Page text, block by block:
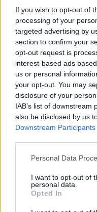
If you wish to opt-out of
processing of your
targeted advertising by
section to confirm your
opt-out request is
interest-based ads
us or personal
your opt-out. You may
disclosure of your
IAB’s list of
also be disclosed by us
Downstream Participants
Please note that this
not limited to your visit
grant or deny consent
use your data for below
consent section.
Personal Data
I want to opt-out of
personal data.
Opted In
LEGFRISSEBB
Aktuális
Paks